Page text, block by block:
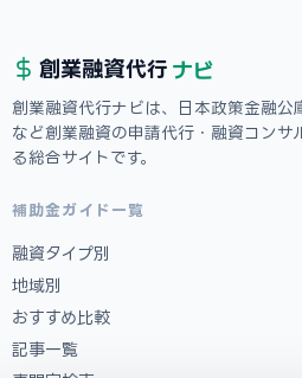
創業融資代行 ナビ
創業融資代行ナビは、日本政策金融公
など創業融資の申請代行・融資コンサ
る総合サイトです。
補助金ガイド一覧
融資タイプ別
地域別
おすすめ比較
記事一覧